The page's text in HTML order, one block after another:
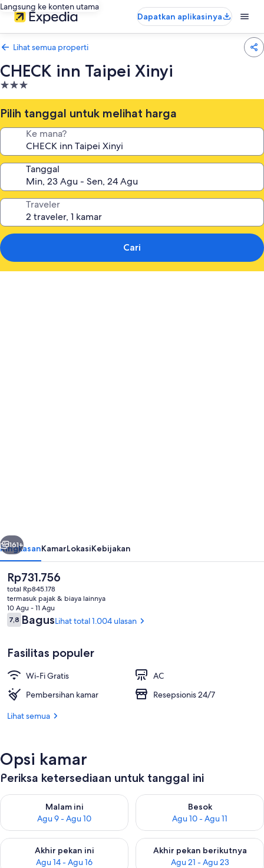
Langsung ke konten utama
Dapatkan aplikasinya
Lihat semua properti
CHECK inn Taipei Xinyi
Properti
bintang
3.0
Pilih tanggal untuk melihat harga
Ke mana?
Tanggal
Traveler
Cari
Eksterior
Berikutnya
161+
RingkasanKamarLokasiKebijakan
Harga
saat
ini
Rp731.756
Rp731.756
total Rp845.178
termasuk pajak & biaya lainnya
10 Agu - 11 Agu
Ulasan
7,87,8 dari 10
BagusLihat total 1.004 ulasan
Fasilitas populer
Wi-Fi Gratis
AC
Pembersihan kamar
Resepsionis 24/7
Lihat semua
Opsi kamar
Periksa ketersediaan untuk tanggal ini
Malam ini
Agu 9 - Agu 10
Periksa ketersediaan untuk malam ini Agu 9 - Agu 10
Besok
Agu 10 - Agu 11
Periksa ketersediaan untuk
Akhir pekan ini
Agu 14 - Agu 16
Periksa ketersediaan untuk akhir pekan ini Agu 14 - Agu 16
Akhir pekan berikutnya
Agu 21 - Agu 23
Periksa ketersediaan untuk